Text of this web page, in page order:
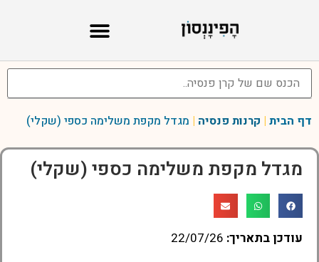
דף הבית | קרנות פנסיה | מגדל מקפת משלימה כספי (שקלי)
מגדל מקפת משלימה כספי (שקלי)
עודכן בתאריך: 22/07/26